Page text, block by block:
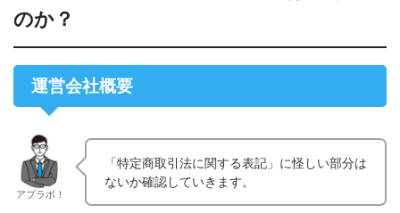
のか？
運営会社概要
アプラボ！
「特定商取引法に関する表記」に怪しい部分は
ないか確認していきます。